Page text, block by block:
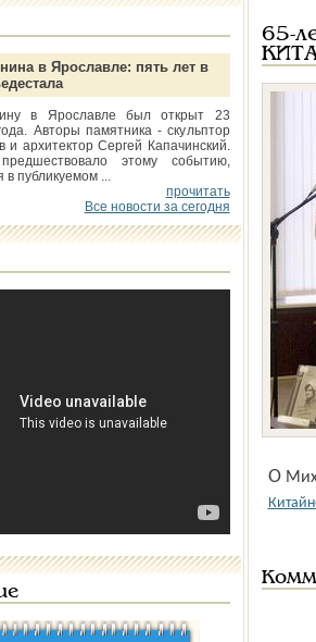
в Ярославле: пять лет в
в Ярославле был открыт 23
Авторы памятника - скульптор
и архитектор Сергей Капачинский.
этому событию,
в публикуемом ...
прочитать
Все новости за сегодня
65-
О